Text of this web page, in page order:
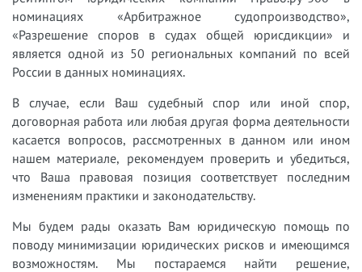
номинациях «Арбитражное судопроизводство»,
«Разрешение споров в судах общей юрисдикции» и
является одной из 50 региональных компаний по всей
России в данных номинациях.
В случае, если Ваш судебный спор или иной спор,
договорная работа или любая другая форма деятельности
касается вопросов, рассмотренных в данном или ином
нашем материале, рекомендуем проверить и убедиться,
что Ваша правовая позиция соответствует последним
изменениям практики и законодательству.
Мы будем рады оказать Вам юридическую помощь по
поводу минимизации юридических рисков и имеющимся
возможностям. Мы постараемся найти решение,